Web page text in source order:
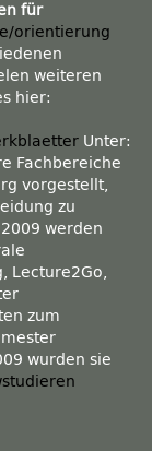
für
orientierung
weiteren
hier:
Unter:
Fachbereiche
vorgestellt,
zu
werden
Lecture2Go,
zum
wurden sie